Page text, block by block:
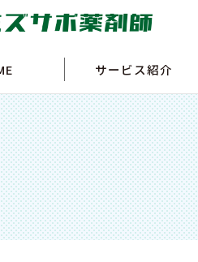
サービス紹介